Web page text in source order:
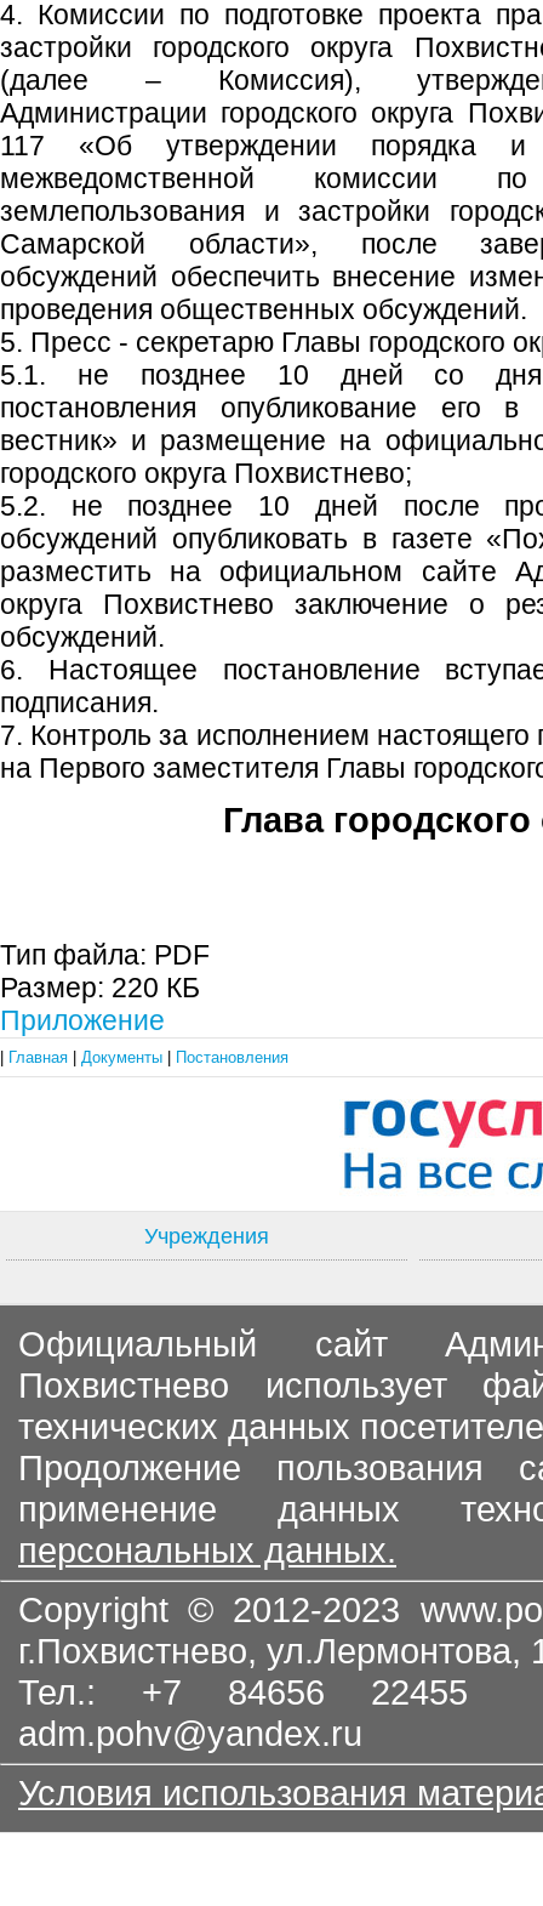
4. Комиссии по подготовке проекта
застройки городского округа
(далее – Комиссия),
Администрации городского округа
117 «Об утверждении порядка и
межведомственной комиссии
землепользования и застройки
Самарской области», после
обсуждений обеспечить внесение
проведения общественных обсуждений.
5. Пресс - секретарю Главы городского
5.1. не позднее 10 дней со дня
постановления опубликование его в
вестник» и размещение на
городского округа Похвистнево;
5.2. не позднее 10 дней после
обсуждений опубликовать в газете
разместить на официальном сайте
округа Похвистнево заключение о
обсуждений.
6. Настоящее постановление
подписания.
7. Контроль за исполнением настоящего
на Первого заместителя Главы
Глава городского
Тип файла: PDF
Размер: 220 КБ
Приложение
Главная Документы Постановления
Учреждения
Официальный сайт
Похвистнево использует
технических данных
Продолжение пользования
применение данных
персональных данных.
Copyright © 2012-2023
г.Похвистнево, ул.Лермонтова,
Тел.: +7 84656
adm.pohv@yandex.ru
Условия использования